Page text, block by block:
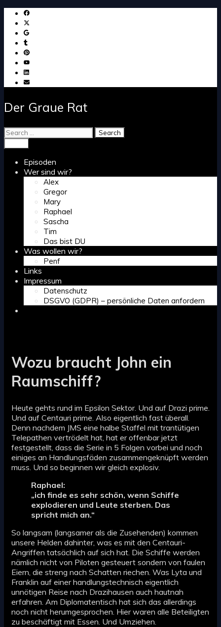
Skip
content
Der Graue Rat
Search
for:
Episoden
Wer sind wir?
Alex
Gregor
Mary
Raphael
Sascha
Tim
Das bist DU
Was wollen wir?
Penf
Links
Impressum
Datenschutz
DSGVO (GDPR) – persönliche Daten anfordern
Wozu braucht John ein
Raumschiff?
Heute gehts rund im Epsilon Sektor. Und auf Drazi prime.
Und auf Centauri prime. Also eigentlich fast überall.
Denn nachdem JMS eine halbe Staffel mit trantütigen
Telepathen vertrödelt hat, hat er offenbar jetzt
festgestellt, dass die Serie in 5 Folgen vorbei und noch
einiges an Handlungsfäden zusammengeknüpft werden
muss. Und so beginnen wir gleich explosiv.
Raphael:
„ich finde es sehr schön, wenn Schiffe
explodieren und Leute sterben. Das
spricht mich an.“
So langsam (langsamer als die Zusehenden) kommen
unsere Helden dahinter, was es mit den Centauri-
Angriffen tatsächlich auf sich hat. Die Schiffe werden
nämlich nicht von Piloten gesteuert sondern von faulen
Eiern, die streng nach Schatten riechen. Was Lyta und
Franklin auf einer handlungstechnisch eigentlich
unnötigen Reise nach Drazihausen auch hautnah
erfahren. Am Diplomatentisch hat sich das allerdings
noch nicht herumgesprochen. Hier waren alle Beteiligten
zu beschäftigt mit Essen. Und Umziehen.